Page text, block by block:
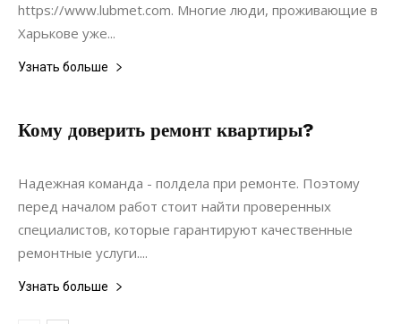
https://www.lubmet.com. Многие люди, проживающие в
Харькове уже...
Узнать больше
Кому доверить ремонт квартиры?
17.09.2020
Надежная команда - полдела при ремонте. Поэтому
перед началом работ стоит найти проверенных
специалистов, которые гарантируют качественные
ремонтные услуги....
Узнать больше